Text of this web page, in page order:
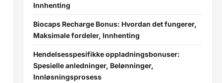
Innhenting
Biocaps Recharge Bonus: Hvordan det fungerer,
Maksimale fordeler, Innhenting
Hendelsesspesifikke oppladningsbonuser:
Spesielle anledninger, Belønninger,
Innløsningsprosess